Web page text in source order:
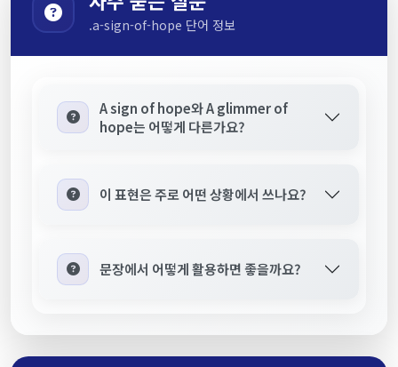
.a-sign-of-hope 단어 정보
A sign of hope와 A glimmer of
hope는 어떻게 다른가요?
이 표현은 주로 어떤 상황에서 쓰나요?
문장에서 어떻게 활용하면 좋을까요?